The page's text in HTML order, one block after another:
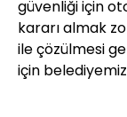
güvenliği için
kararı almak
ile çözülmesi
için